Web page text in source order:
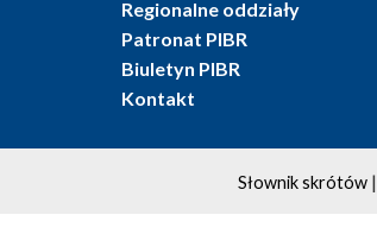
Regionalne oddziały
Patronat PIBR
Biuletyn PIBR
Kontakt
Słownik skrótów|